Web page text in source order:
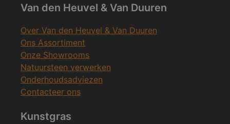
Van den Heuvel & Van Duuren
Over Van den Heuvel & Van Duuren
Ons Assortiment
Onze Showrooms
Natuursteen verwerken
Onderhoudsadviezen
Contacteer ons
Kunstgras